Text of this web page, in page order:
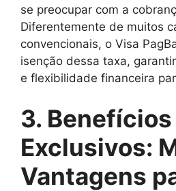
se preocupar com a
Diferentemente de muitos
convencionais, o Visa
isenção dessa taxa,
e flexibilidade financeira
3. Benefícios
Exclusivos:
Vantagens